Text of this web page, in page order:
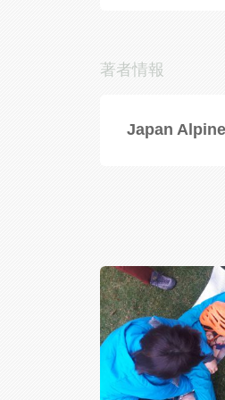
著者情報
Japan